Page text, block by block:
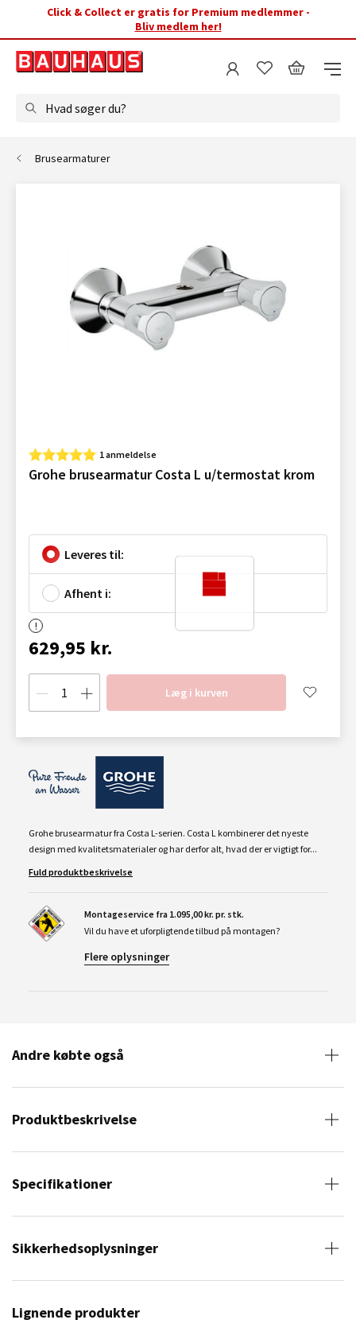
Click & Collect er gratis for Premium medlemmer -
Bliv medlem her!
Hvad søger du?
Brusearmaturer
1 anmeldelse
Grohe brusearmatur Costa L u/termostat krom
Leveres til:
Afhent i:
629,95 kr.
Læg i kurven
Grohe brusearmatur fra Costa L-serien. Costa L kombinerer det nyeste
design med kvalitetsmaterialer og har derfor alt, hvad der er vigtigt for...
Fuld produktbeskrivelse
Montageservice fra 1.095,00 kr. pr. stk.
Vil du have et uforpligtende tilbud på montagen?
Flere oplysninger
Andre købte også
Produktbeskrivelse
Specifikationer
Sikkerhedsoplysninger
Lignende produkter